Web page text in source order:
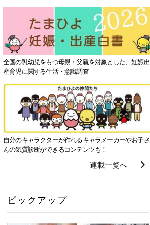
全国の乳幼児をもつ母親・父親を対象とした、妊娠出
産育児に関する生活・意識調査
自分のキャラクターが作れるキャラメーカーやお子さ
んの気質診断ができるコンテンツも！
連載一覧へ
ピックアップ